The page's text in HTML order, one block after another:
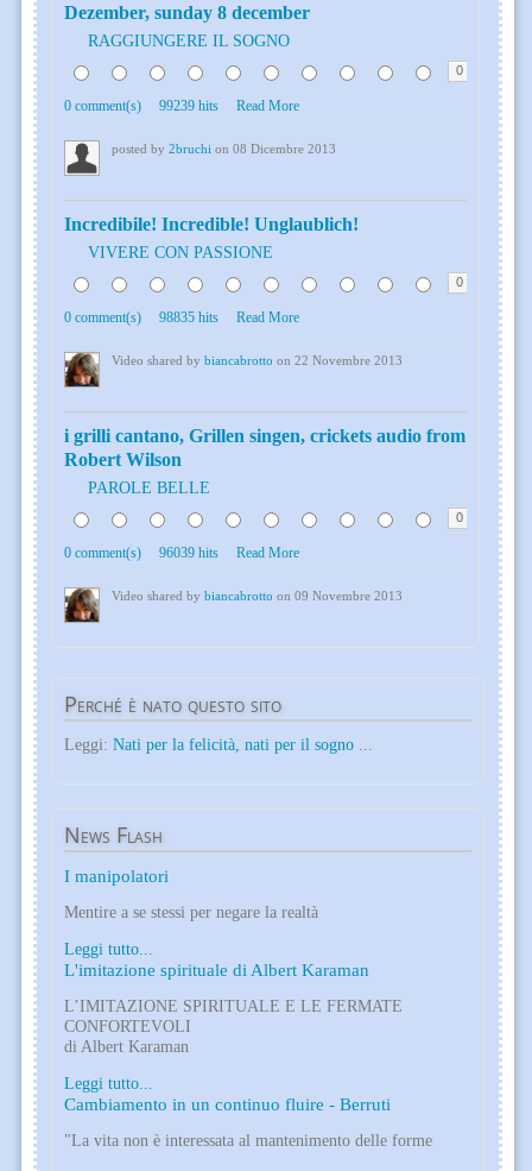
Dezember, sunday 8 december
RAGGIUNGERE IL SOGNO
0
0 comment(s) 99239 hits Read More
posted by 2bruchi on 08 Dicembre 2013
Incredibile! Incredible! Unglaublich!
VIVERE CON PASSIONE
0
0 comment(s) 98835 hits Read More
Video shared by biancabrotto on 22 Novembre 2013
i grilli cantano, Grillen singen, crickets audio from
Robert Wilson
PAROLE BELLE
0
0 comment(s) 96039 hits Read More
Video shared by biancabrotto on 09 Novembre 2013
Perché è nato questo sito
Leggi: Nati per la felicità, nati per il sogno ...
News Flash
I manipolatori
Mentire a se stessi per negare la realtà
Leggi tutto...
L'imitazione spirituale di Albert Karaman
L’IMITAZIONE SPIRITUALE E LE FERMATE
CONFORTEVOLI
di Albert Karaman
Leggi tutto...
Cambiamento in un continuo fluire - Berruti
"La vita non è interessata al mantenimento delle forme